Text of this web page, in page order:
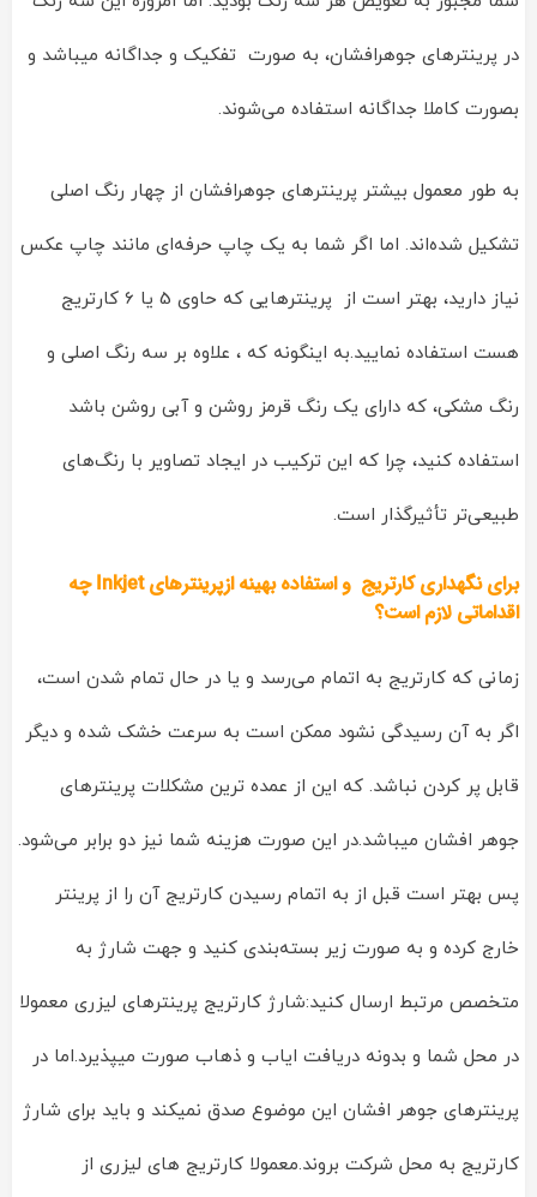
در پرینترهای جوهرافشان، به صورت تفکیک و جداگانه میباشد و
بصورت کاملا جداگانه استفاده می‌شوند.
به طور معمول بیشتر پرینترهای جوهرافشان از چهار رنگ اصلی
تشکیل شده‌اند. اما اگر شما به یک چاپ حرفه‌ای مانند چاپ عکس
نیاز دارید، بهتر است از پرینترهایی که حاوی 5 یا 6 کارتریج
هست استفاده نمایید.به اینگونه که ، علاوه بر سه رنگ اصلی و
رنگ مشکی، که دارای یک رنگ قرمز روشن و آبی روشن ‌باشد
استفاده کنید، چرا که این ترکیب در ایجاد تصاویر با رنگ‌های
طبیعی‌تر تأثیرگذار است.
برای نگهداریکارتریج و استفاده بهینه ازپرینترهایInkjet چه
اقداماتی لازم است؟
زمانی که کارتریج به اتمام می‌رسد و یا در حال تمام شدن است،
اگر به آن رسیدگی نشود ممکن است به سرعت خشک شده و دیگر
قابل پر کردن نباشد. که این از عمده ترین مشکلات پرینترهای
جوهر افشان میباشد.در این صورت هزینه شما نیز دو برابر می‌شود.
پس بهتر است قبل از به اتمام رسیدن کارتریج آن را از پرینتر
خارج کرده و به صورت زیر بسته‌بندی کنید و جهت شارژ به
متخصص مرتبط ارسال کنید:شارژ کارتریج پرینترهای لیزری معمولا
در محل شما و بدونه دریافت ایاب و ذهاب صورت میپذیرد.اما در
پرینترهای جوهر افشان این موضوع صدق نمیکند و باید برای شارژ
کارتریج به محل شرکت بروند.معمولا کارتریج های لیزری از